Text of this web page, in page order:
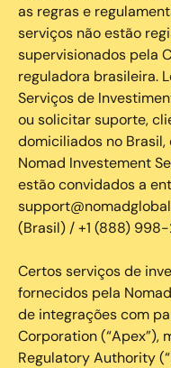
as regras e
serviços não estão
supervisionados pela
reguladora brasileira.
Serviços de
ou solicitar suporte,
domiciliados no
Nomad Investement
estão convidados a
(Brasil) / +1 (888) 998-
Certos serviços de
fornecidos pela
de integrações com
Corporation (“Apex”),
Regulatory Authority